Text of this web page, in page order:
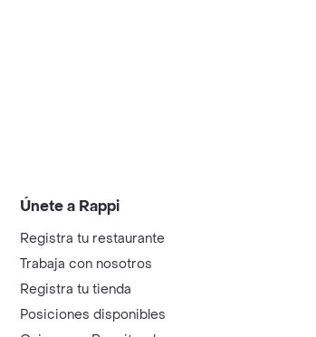
Únete a Rappi
Registra tu restaurante
Trabaja con nosotros
Registra tu tienda
Posiciones disponibles